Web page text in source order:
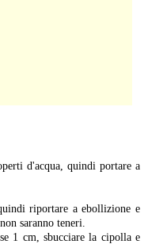
d'acqua, quindi portare a
riportare a ebollizione e
saranno teneri.
1 cm, sbucciare la cipolla e